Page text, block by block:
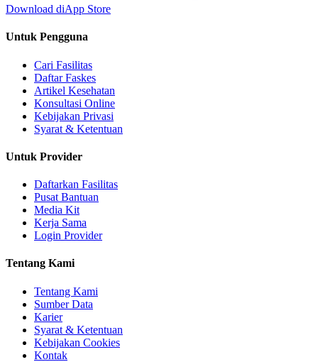
Download diApp Store
Untuk Pengguna
Cari Fasilitas
Daftar Faskes
Artikel Kesehatan
Konsultasi Online
Kebijakan Privasi
Syarat & Ketentuan
Untuk Provider
Daftarkan Fasilitas
Pusat Bantuan
Media Kit
Kerja Sama
Login Provider
Tentang Kami
Tentang Kami
Sumber Data
Karier
Syarat & Ketentuan
Kebijakan Cookies
Kontak